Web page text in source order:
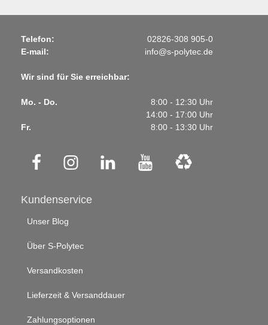
Telefon:
02826-308 905-0
E-mail:
info@s-polytec.de
Wir sind für Sie erreichbar:
Mo. - Do.
8:00 - 12:30 Uhr
14:00 - 17:00 Uhr
Fr.
8:00 - 13:30 Uhr
Kundenservice
Unser Blog
Über S-Polytec
Versandkosten
Lieferzeit & Versanddauer
Zahlungsoptionen